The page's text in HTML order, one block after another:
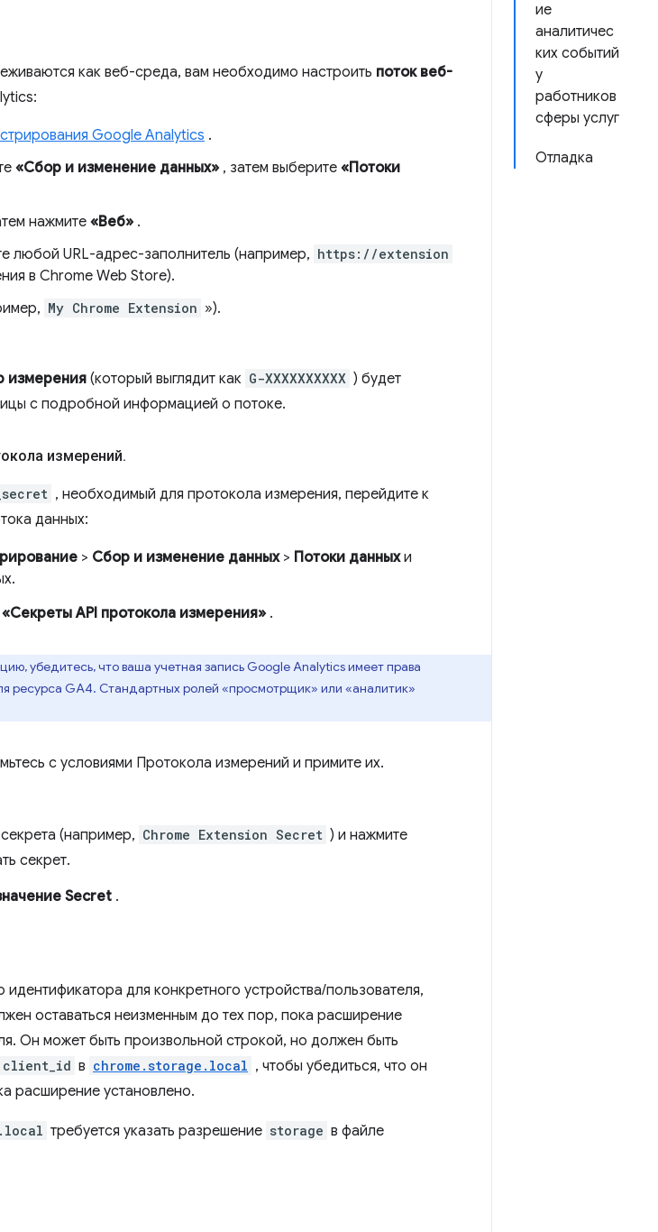
ие
аналитичес
ких событий
у
работников
сферы услуг
Отладка
как веб-среда, вам необходимо настроить поток веб-
Google Analytics .
«Сбор и изменение данных» , затем выберите «Потоки
нажмите «Веб» .
любой URL-адрес-заполнитель (например, https://extension
в Chrome Web Store).
My Chrome Extension »).
измерения (который выглядит как G-XXXXXXXXXX ) будет
с подробной информацией о потоке.
измерений.
, необходимый для протокола измерения, перейдите к
данных:
> Сбор и изменение данных> Потоки данныхи
«Секреты API протокола измерения» .
убедитесь, что ваша учетная запись Google Analytics имеет права
ресурса GA4. Стандартных ролей «просмотрщик» или «аналитик»
с условиями Протокола измерений и примите их.
(например, Chrome Extension Secret ) и нажмите
секрет.
Secret .
для конкретного устройства/пользователя,
оставаться неизменным до тех пор, пока расширение
Он может быть произвольной строкой, но должен быть
client_id в chrome.storage.local , чтобы убедиться, что он
расширение установлено.
требуется указать разрешение storage в файле